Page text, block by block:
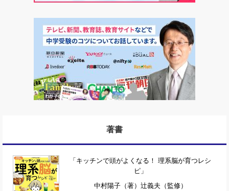
著書
「キッチンで頭がよくなる！ 理系脳が育つレシ
ピ」
中村陽子（著）辻義夫（監修）